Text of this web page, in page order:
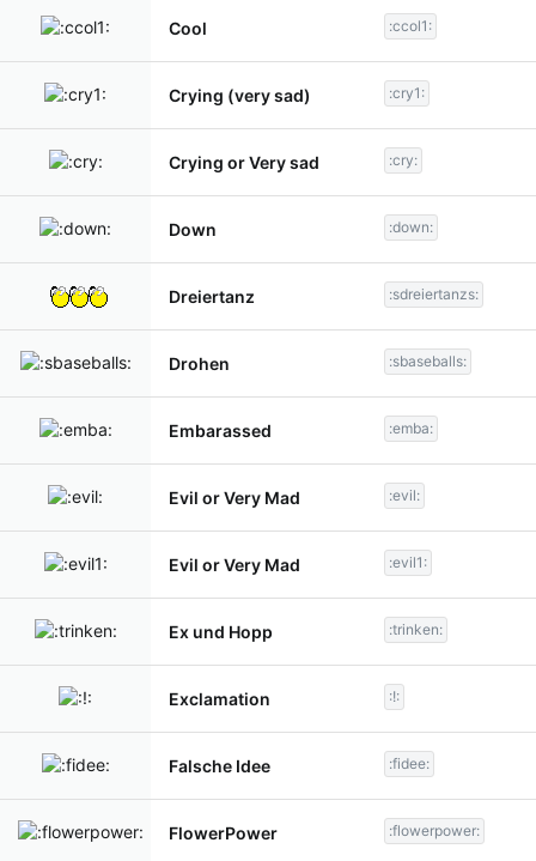
Cool :ccol1:
Crying (very sad) :cry1:
Crying or Very sad :cry:
Down :down:
Dreiertanz :sdreiertanzs:
Drohen :sbaseballs:
Embarassed :emba:
Evil or Very Mad :evil:
Evil or Very Mad :evil1:
Ex und Hopp :trinken:
Exclamation :!:
Falsche Idee :fidee:
FlowerPower :flowerpower: